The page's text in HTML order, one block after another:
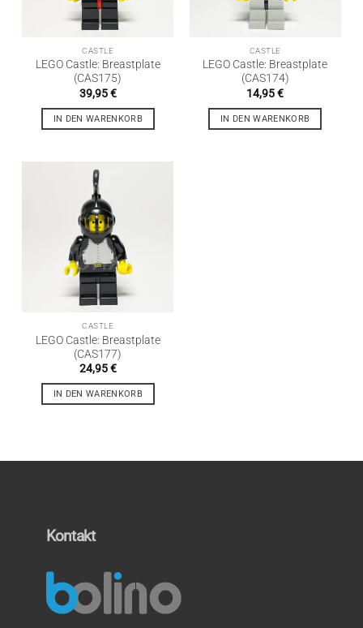
CASTLE
LEGO Castle: Breastplate
(CAS175)
39,95€
IN DEN WARENKORB
CASTLE
LEGO Castle: Breastplate
(CAS174)
14,95€
IN DEN WARENKORB
CASTLE
LEGO Castle: Breastplate
(CAS177)
24,95€
IN DEN WARENKORB
Kontakt